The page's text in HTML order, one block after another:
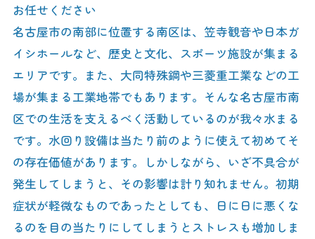
お任せください
名古屋市の南部に位置する南区は、笠寺観音や日本ガ
イシホールなど、歴史と文化、スポーツ施設が集まる
エリアです。また、大同特殊鋼や三菱重工業などの工
場が集まる工業地帯でもあります。そんな名古屋市南
区での生活を支えるべく活動しているのが我々水まる
です。水回り設備は当たり前のように使えて初めてそ
の存在価値があります。しかしながら、いざ不具合が
発生してしまうと、その影響は計り知れません。初期
症状が軽微なものであったとしても、日に日に悪くな
るのを目の当たりにしてしまうとストレスも増加しま